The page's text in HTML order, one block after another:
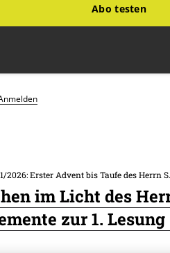
Abo testen
2026: Erster Advent bis Taufe des Herrn
im Licht des
zur 1.